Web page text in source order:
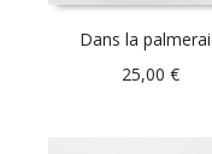
Dans la
25,00 €